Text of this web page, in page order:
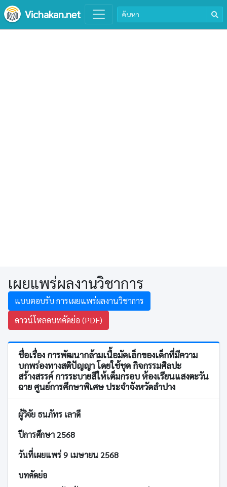
Vichakan.net
เผยแพร่ผลงานวิชาการ
แบบตอบรับ การเผยแพร่ผลงานวิชาการ
ดาวน์โหลดบทคัดย่อ (PDF)
ชื่อเรื่อง การพัฒนากล้ามเนื้อมัดเล็กของเด็กที่มีความ
บกพร่องทางสติปัญญา โดยใช้ชุด กิจกรรมศิลปะ
สร้างสรรค์ การระบายสีให้เต็มกรอบ ห้องเรียนแสงตะวัน
ฉาย ศูนย์การศึกษาพิเศษ ประจำจังหวัดลำปาง
ผู้วิจัย ธนภัทร เลาดี
ปีการศึกษา 2568
วันที่เผยแพร่ 9 เมษายน 2568
บทคัดย่อ